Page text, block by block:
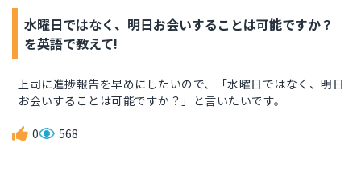
水曜日ではなく、明日お会いすることは可能ですか？
を英語で教えて!
上司に進捗報告を早めにしたいので、「水曜日ではなく、明日
お会いすることは可能ですか？」と言いたいです。
0 568